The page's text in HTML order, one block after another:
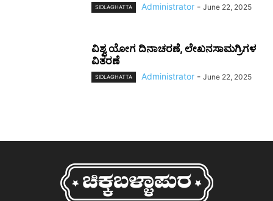
SIDLAGHATTA Administrator - June 22, 2025
ವಿಶ್ವ ಯೋಗ ದಿನಾಚರಣೆ, ಲೇಖನಸಾಮಗ್ರಿಗಳ
ವಿತರಣೆ
SIDLAGHATTA Administrator - June 22, 2025